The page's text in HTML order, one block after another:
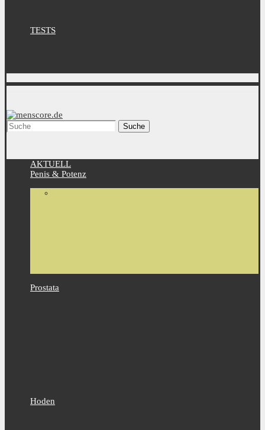
TESTS
Suche
AKTUELL
Penis & Potenz
Prostata
Hoden